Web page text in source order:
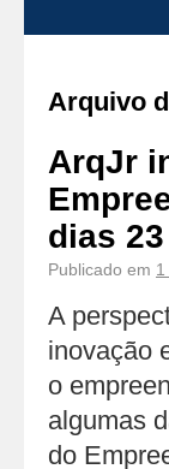
Arquivo
ArqJr
dias
Publicado em
A
inovação
o
algumas
do